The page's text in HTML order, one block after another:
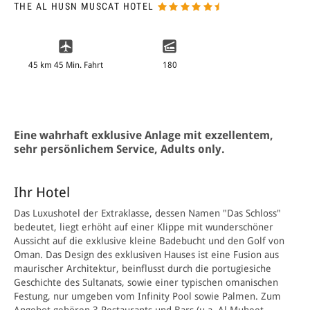
THE AL HUSN MUSCAT HOTEL
45 km 45 Min. Fahrt 180
Eine wahrhaft exklusive Anlage mit exzellentem,
sehr persönlichem Service, Adults only.
Ihr Hotel
Das Luxushotel der Extraklasse, dessen Namen "Das Schloss"
bedeutet, liegt erhöht auf einer Klippe mit wunderschöner
Aussicht auf die exklusive kleine Badebucht und den Golf von
Oman. Das Design des exklusiven Hauses ist eine Fusion aus
maurischer Architektur, beinflusst durch die portugiesiche
Geschichte des Sultanats, sowie einer typischen omanischen
Festung, nur umgeben vom Infinity Pool sowie Palmen. Zum